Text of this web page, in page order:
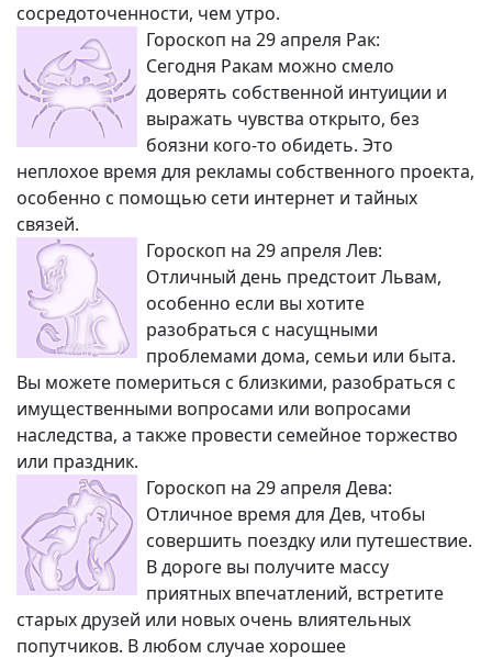
сосредоточенности, чем утро.
Гороскоп на 29 апреля Рак:
Сегодня Ракам можно смело
доверять собственной интуиции и
выражать чувства открыто, без
боязни кого-то обидеть. Это
неплохое время для рекламы собственного проекта,
особенно с помощью сети интернет и тайных
связей.
Гороскоп на 29 апреля Лев:
Отличный день предстоит Львам,
особенно если вы хотите
разобраться с насущными
проблемами дома, семьи или быта.
Вы можете помериться с близкими, разобраться с
имущественными вопросами или вопросами
наследства, а также провести семейное торжество
или праздник.
Гороскоп на 29 апреля Дева:
Отличное время для Дев, чтобы
совершить поездку или путешествие.
В дороге вы получите массу
приятных впечатлений, встретите
старых друзей или новых очень влиятельных
попутчиков. В любом случае хорошее